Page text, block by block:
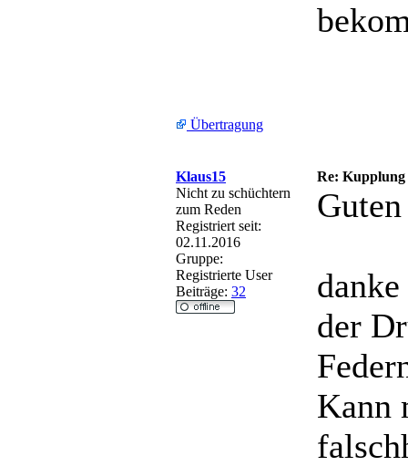
Übertragung
Klaus15
Re: Kupplung
Nicht zu schüchtern
zum Reden
Registriert seit:
02.11.2016
Gruppe:
Registrierte User
Beiträge: 32
der
Kann